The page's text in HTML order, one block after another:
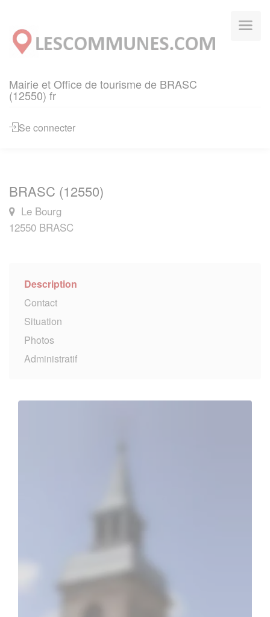
Mairie et Office de tourisme de BRASC
(12550) fr
Se connecter
BRASC (12550)
Le Bourg
12550 BRASC
Description
Contact
Situation
Photos
Administratif